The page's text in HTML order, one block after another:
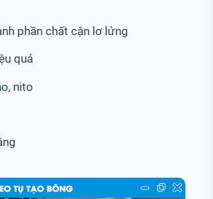
phần chất cặn lơ lửng
quả
nito